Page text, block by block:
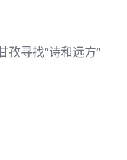
孜寻找“诗和远方”